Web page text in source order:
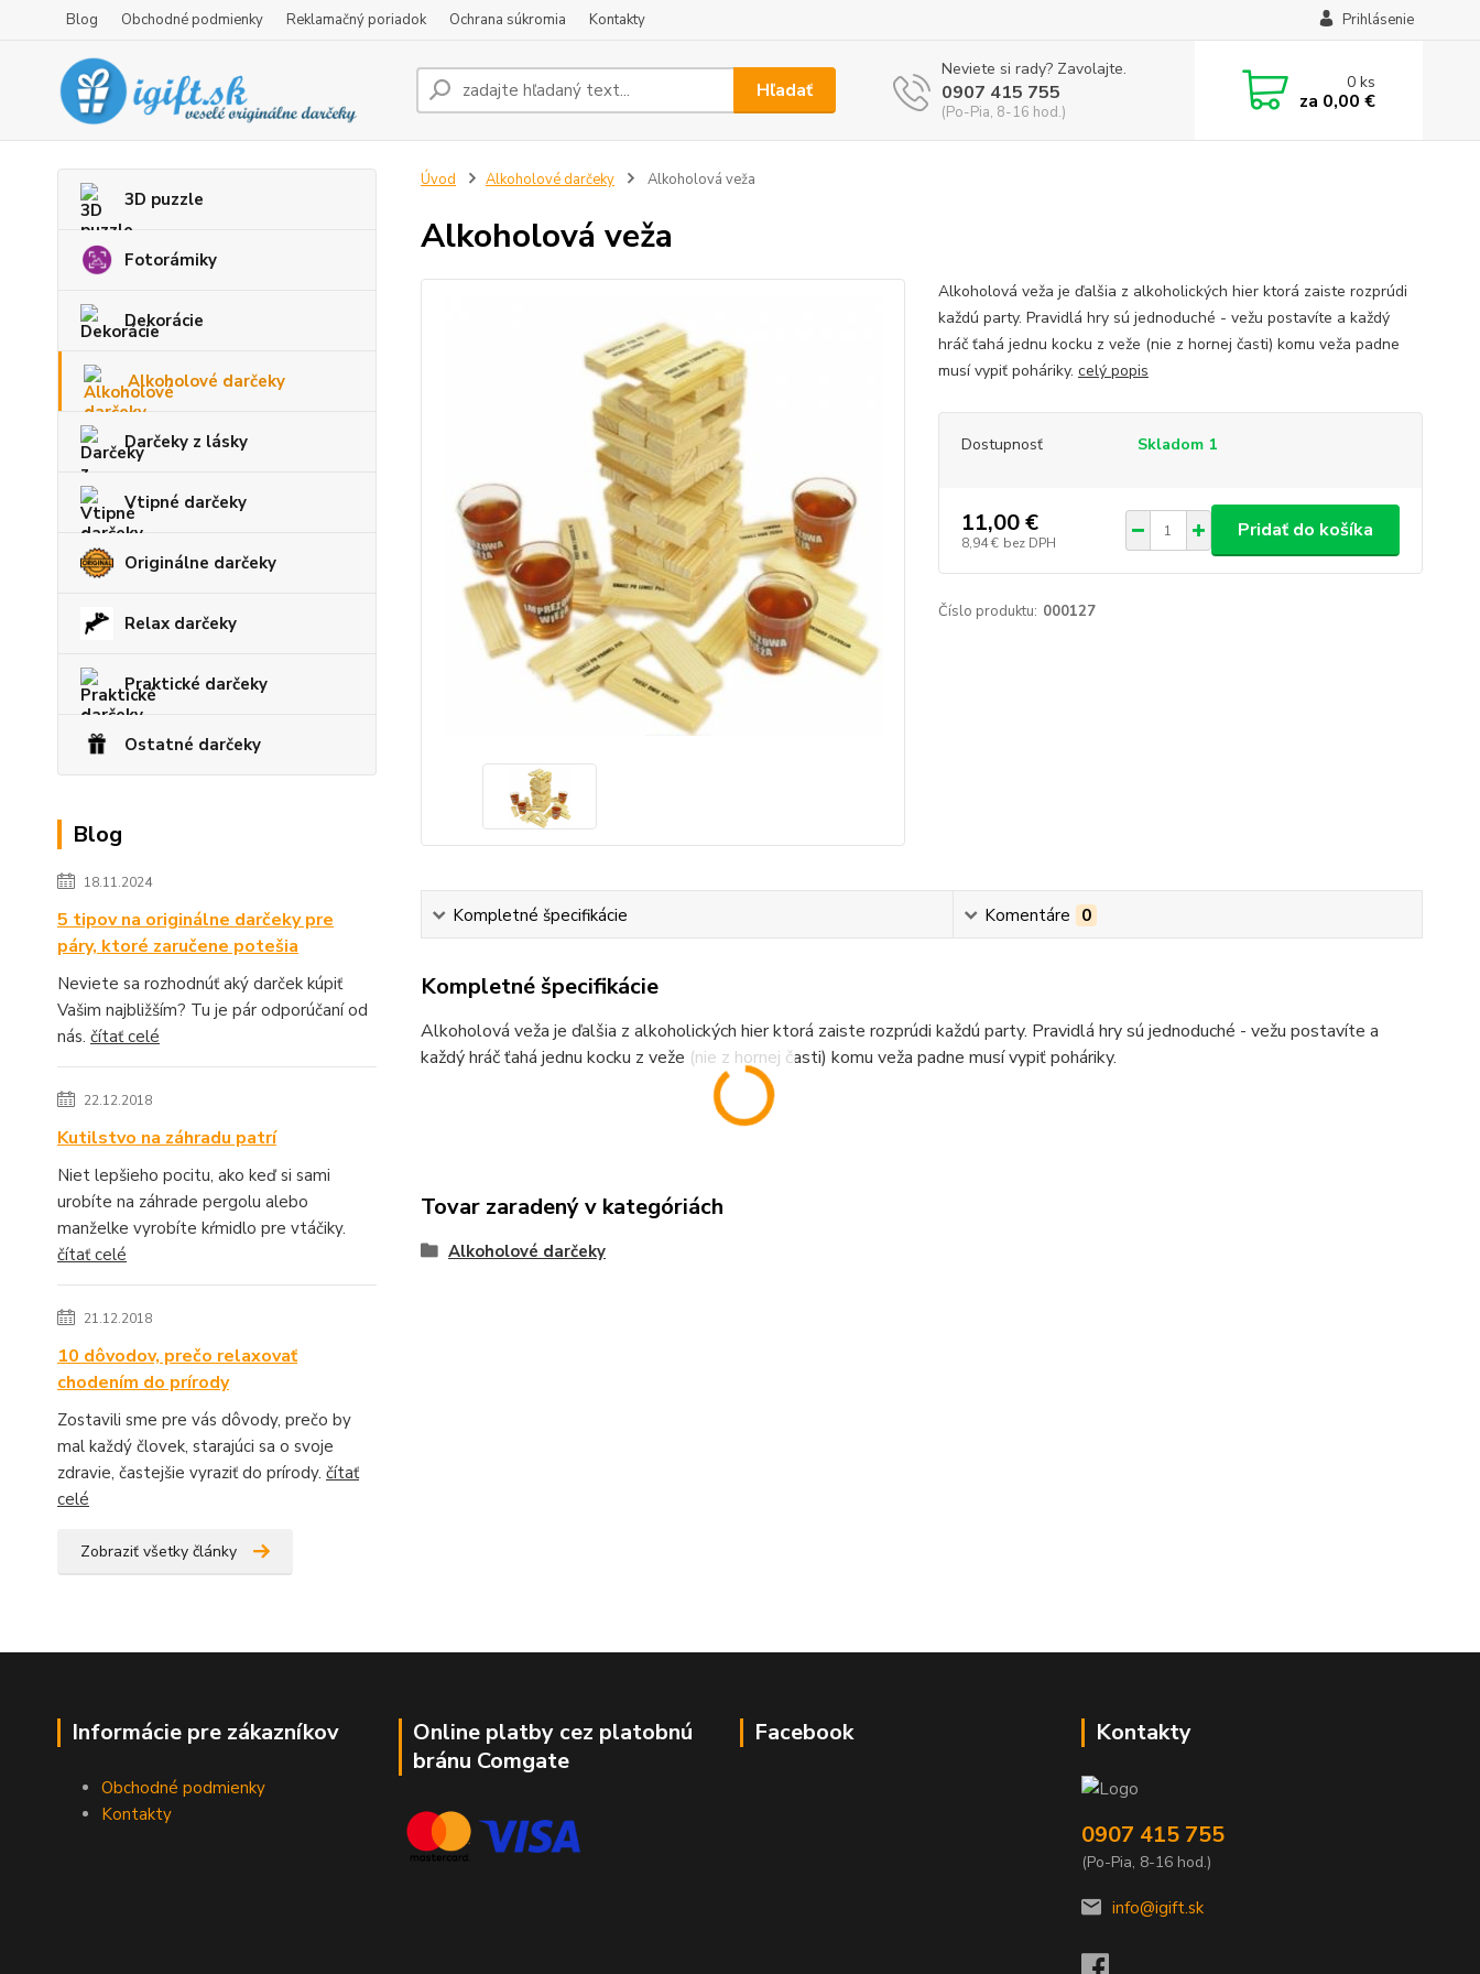
Blog Obchodné podmienky Reklamačný poriadok Ochrana súkromia Kontakty Prihlásenie
Hľadať
Neviete si rady? Zavolajte.
0907 415 755
(Po-Pia, 8-16 hod.)
0ks
za 0,00 €
3D puzzle
Fotorámiky
Dekorácie
Alkoholové darčeky
Darčeky z lásky
Vtipné darčeky
Originálne darčeky
Relax darčeky
Praktické darčeky
Ostatné darčeky
Blog
18.11.2024
5 tipov na originálne darčeky pre
páry, ktoré zaručene potešia
Neviete sa rozhodnúť aký darček kúpiť
Vašim najbližším? Tu je pár odporúčaní od
nás. čítať celé
22.12.2018
Kutilstvo na záhradu patrí
Niet lepšieho pocitu, ako keď si sami
urobíte na záhrade pergolu alebo
manželke vyrobíte kŕmidlo pre vtáčiky.
čítať celé
21.12.2018
10 dôvodov, prečo relaxovať
chodením do prírody
Zostavili sme pre vás dôvody, prečo by
mal každý človek, starajúci sa o svoje
zdravie, častejšie vyraziť do prírody. čítať
celé
Zobraziť všetky články
Úvod Alkoholové darčeky Alkoholová veža
Alkoholová veža
Alkoholová veža je ďalšia z alkoholických hier ktorá zaiste rozprúdi
každú party. Pravidlá hry sú jednoduché - vežu postavíte a každý
hráč ťahá jednu kocku z veže (nie z hornej časti) komu veža padne
musí vypiť poháriky. celý popis
Dostupnosť Skladom 1
11,00 €
8,94 € bez DPH
Pridať do košíka
Číslo produktu: 000127
Kompletné špecifikácie Komentáre 0
Kompletné špecifikácie
Alkoholová veža je ďalšia z alkoholických hier ktorá zaiste rozprúdi každú party. Pravidlá hry sú jednoduché - vežu postavíte a
každý hráč ťahá jednu kocku z veže (nie z hornej časti) komu veža padne musí vypiť poháriky.
Tovar zaradený v kategóriách
Alkoholové darčeky
Informácie pre zákazníkov
Obchodné podmienky
Kontakty
Online platby cez platobnú
bránu Comgate
Facebook Kontakty
0907 415 755
(Po-Pia, 8-16 hod.)
info@igift.sk